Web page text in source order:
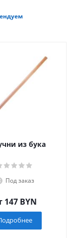
из бука
Под заказ
147 BYN